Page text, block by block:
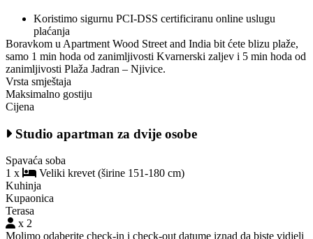
Koristimo sigurnu PCI-DSS certificiranu online uslugu
plaćanja
Boravkom u Apartment Wood Street and India bit ćete blizu plaže,
samo 1 min hoda od zanimljivosti Kvarnerski zaljev i 5 min hoda od
zanimljivosti Plaža Jadran – Njivice.
Vrsta smještaja
Maksimalno gostiju
Cijena
Studio apartman za dvije osobe
Spavaća soba
1 x
Veliki krevet (širine 151-180 cm)
Kuhinja
Kupaonica
Terasa
x 2
Molimo odaberite check-in i check-out datume iznad da biste vidjeli